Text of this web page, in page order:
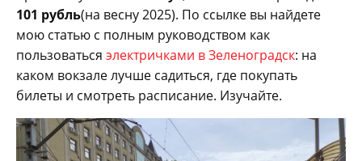
101 рубль(на весну 2025). По ссылке вы найдете
мою статью с полным руководством как
пользоваться электричками в Зеленоградск: на
каком вокзале лучше садиться, где покупать
билеты и смотреть расписание. Изучайте.